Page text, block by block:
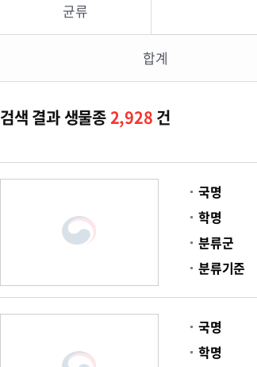
균류
합계
검색 결과 생물종2,928 건
국명
학명
분류군
분류기준
국명
학명